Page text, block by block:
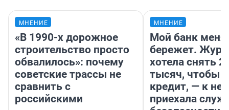
МНЕНИЕ
«В 1990-х дорожное
строительство просто
обвалилось»: почему
советские трассы не
сравнить с
российскими
МНЕНИЕ
Мой банк меня
бережет.
хотела снять
тысяч, чтобы
кредит, — к
приехала